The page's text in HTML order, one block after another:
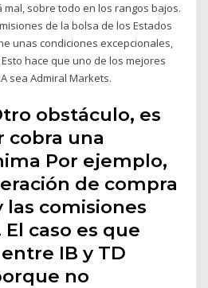
sobre todo en los rangos bajos.
de la bolsa de los Estados
unas condiciones excepcionales,
hace que uno de los mejores
sea Admiral Markets.
obstáculo, es
cobra una
Por ejemplo,
de compra
las comisiones
caso es que
IB y TD
no